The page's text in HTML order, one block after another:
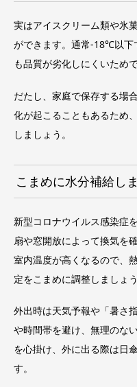
実はアイスクリーム類や氷
ができます。通常-18℃以下
も品質が劣化しにくいためで
だたし、家庭で保存する場
化が起こることもあるため
しましょう。
こまめに水分補給し
新型コロナウイルス感染症
扇や窓開放によって換気を
室内温度が高くなるので、
定をこまめに調整しましょう
外出時は天気予報や「暑さ
や時間帯を避け、無理のな
を心掛け、外に出る際は日
す。